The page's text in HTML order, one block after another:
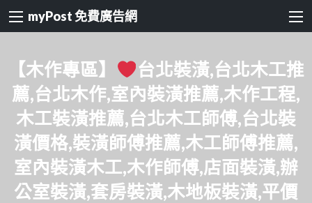
myPost 免費廣告網
【木作專區】
台北裝潢,台北木工推
薦,台北木作,室內裝潢推薦,木作工程,
木工裝潢推薦,台北木工師傅,台北裝
潢價格,裝潢師傅推薦,木工師傅推薦,
室內裝潢木工,木作師傅,店面裝潢,辦
公室裝潢,套房裝潢,木地板裝潢,平價